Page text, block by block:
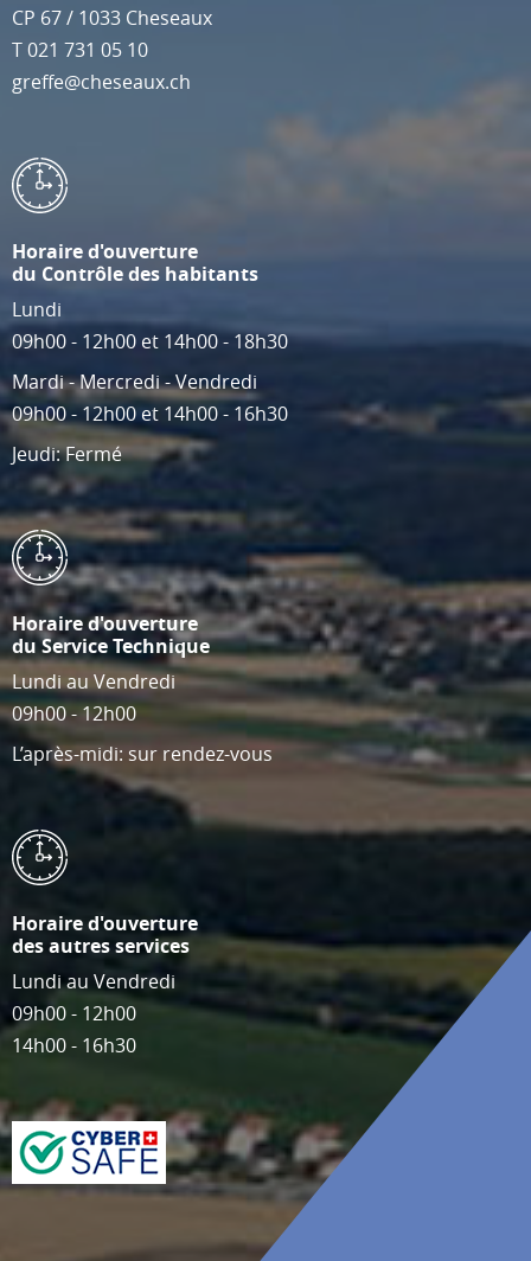
CP 67/ 1033 Cheseaux
T021 731 05 10
greffe@cheseaux.ch
Horaire d'ouverture
du Contrôle des habitants
Lundi
09h00 - 12h00 et 14h00 - 18h30
Mardi - Mercredi - Vendredi
09h00 - 12h00 et 14h00 - 16h30
Jeudi: Fermé
Horaire d'ouverture
du Service Technique
Lundi au Vendredi
09h00 - 12h00
L’après-midi: sur rendez-vous
Horaire d'ouverture
des autres services
Lundi au Vendredi
09h00 - 12h00
14h00 - 16h30